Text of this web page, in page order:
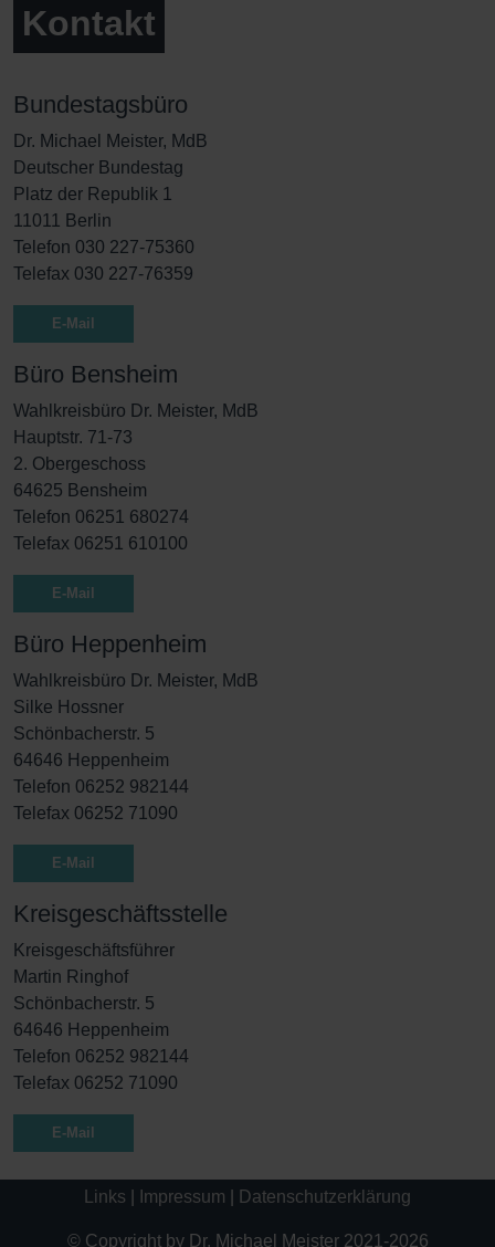
Kontakt
Bundestagsbüro
Dr. Michael Meister, MdB
Deutscher Bundestag
Platz der Republik 1
11011 Berlin
Telefon 030 227-75360
Telefax 030 227-76359
E-Mail
Büro Bensheim
Wahlkreisbüro Dr. Meister, MdB
Hauptstr. 71-73
2. Obergeschoss
64625 Bensheim
Telefon 06251 680274
Telefax 06251 610100
E-Mail
Büro Heppenheim
Wahlkreisbüro Dr. Meister, MdB
Silke Hossner
Schönbacherstr. 5
64646 Heppenheim
Telefon 06252 982144
Telefax 06252 71090
E-Mail
Kreisgeschäftsstelle
Kreisgeschäftsführer
Martin Ringhof
Schönbacherstr. 5
64646 Heppenheim
Telefon 06252 982144
Telefax 06252 71090
E-Mail
Links Impressum Datenschutzerklärung
© Copyright by Dr. Michael Meister 2021-2026